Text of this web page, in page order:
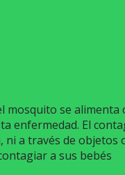
mosquito se alimenta
enfermedad. El
a través de objetos
a sus bebés